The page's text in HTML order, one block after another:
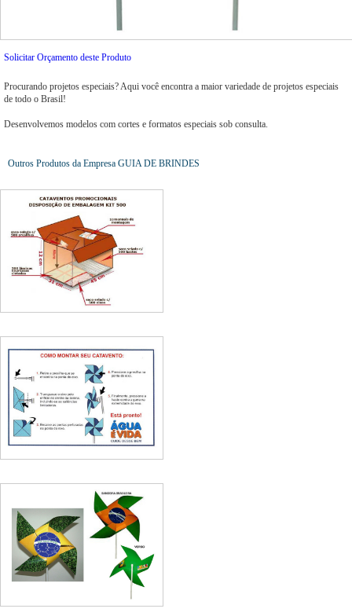
Solicitar Orçamento deste Produto
Procurando projetos especiais? Aqui você encontra a maior variedade de projetos especiais
de todo o Brasil!
Desenvolvemos modelos com cortes e formatos especiais sob consulta.
Outros Produtos da Empresa GUIA DE BRINDES